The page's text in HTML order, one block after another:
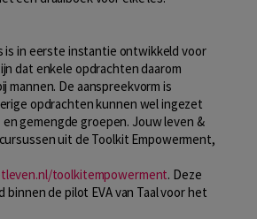
is in eerste instantie ontwikkeld voor
dat enkele opdrachten daarom
mannen. De aanspreekvorm is
opdrachten kunnen wel ingezet
gemengde groepen. Jouw leven &
uit de Toolkit Empowerment,
toolkitempowerment. Deze
de pilot EVA van Taal voor het